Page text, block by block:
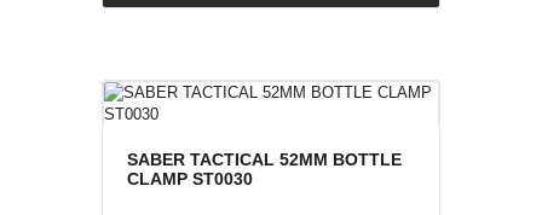
SABER TACTICAL 52MM BOTTLE
CLAMP ST0030